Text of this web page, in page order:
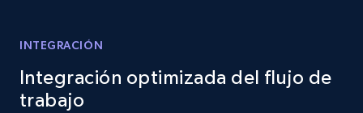
1.6K+
INTEGRACIÓN
Integración optimizada del flujo de
trabajo